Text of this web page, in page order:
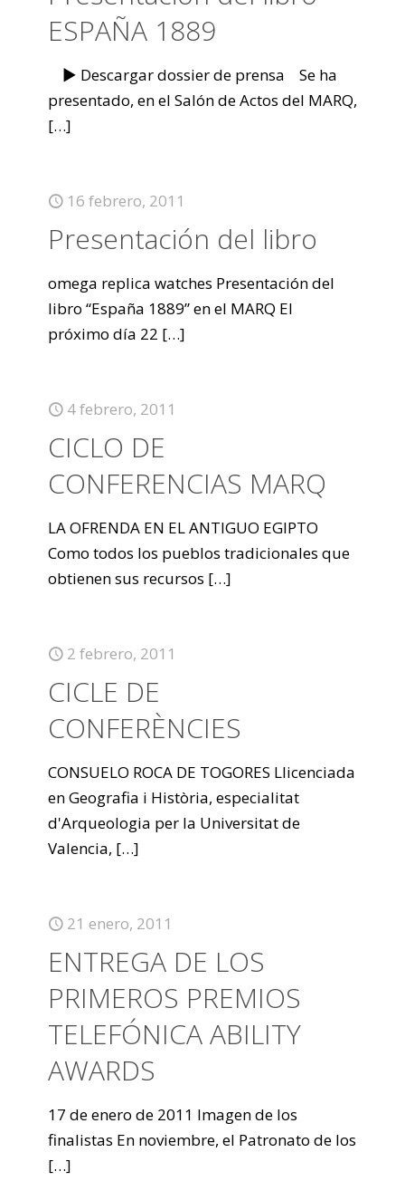
ESPAÑA 1889
► Descargar dossier de prensa Se ha
presentado, en el Salón de Actos del MARQ,
[…]
16 febrero, 2011
Presentación del libro
omega replica watches Presentación del
libro “España 1889” en el MARQ El
próximo día 22 […]
4 febrero, 2011
CICLO DE
CONFERENCIAS MARQ
LA OFRENDA EN EL ANTIGUO EGIPTO
Como todos los pueblos tradicionales que
obtienen sus recursos […]
2 febrero, 2011
CICLE DE
CONFERÈNCIES
CONSUELO ROCA DE TOGORES Llicenciada
en Geografia i Història, especialitat
d'Arqueologia per la Universitat de
Valencia, […]
21 enero, 2011
ENTREGA DE LOS
PRIMEROS PREMIOS
TELEFÓNICA ABILITY
AWARDS
17 de enero de 2011 Imagen de los
finalistas En noviembre, el Patronato de los
[…]